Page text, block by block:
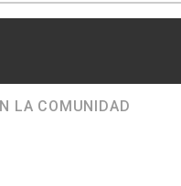
LA COMUNIDAD